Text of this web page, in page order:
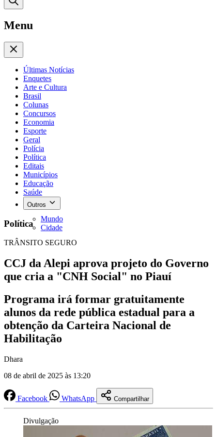
Menu
Últimas Notícias
Enquetes
Arte e Cultura
Brasil
Colunas
Concursos
Economia
Esporte
Geral
Polícia
Política
Editais
Municípios
Educação
Saúde
Outros
Mundo
Cidade
Política
TRÂNSITO SEGURO
CCJ da Alepi aprova projeto do Governo
que cria a "CNH Social" no Piauí
Programa irá formar gratuitamente
alunos da rede pública estadual para a
obtenção da Carteira Nacional de
Habilitação
Dhara
08 de abril de 2025 às 13:20
Facebook WhatsApp Compartilhar
Divulgação